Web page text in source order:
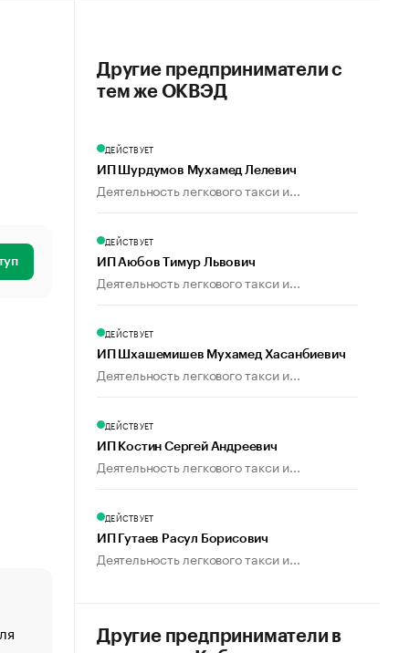
«От спорта тело стареет иначе». Как живет глава
Другие предприниматели с
тем же ОКВЭД
ДЕЙСТВУЕТ
ИП Шурдумов Мухамед Лелевич
Деятельность легкового такси и...
ДЕЙСТВУЕТ
ИП Аюбов Тимур Львович
Деятельность легкового такси и...
ДЕЙСТВУЕТ
ИП Шхашемишев Мухамед Хасанбиевич
Деятельность легкового такси и...
ДЕЙСТВУЕТ
ИП Костин Сергей Андреевич
Деятельность легкового такси и...
ДЕЙСТВУЕТ
ИП Гутаев Расул Борисович
Деятельность легкового такси и...
Другие предприниматели в